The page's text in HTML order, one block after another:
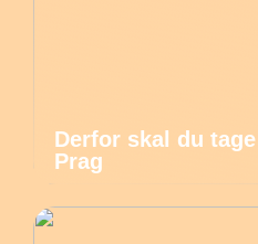
Derfor skal du
Prag